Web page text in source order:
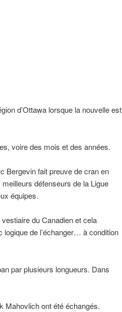
d’Ottawa lorsque la nouvelle est
voire des mois et des années.
Bergevin fait preuve de cran en
défenseurs de la Ligue
équipes.
du Canadien et cela
de l’échanger… à condition
par plusieurs longueurs. Dans
Mahovlich ont été échangés.